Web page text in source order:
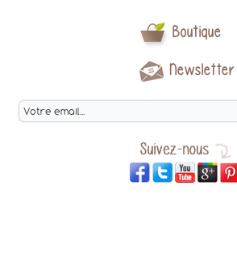
Boutique
Newsletter